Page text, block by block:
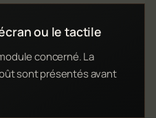
ou le tactile
concerné. La
sont présentés avant